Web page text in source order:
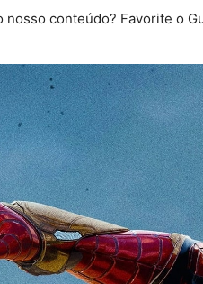
nosso conteúdo? Favorite o